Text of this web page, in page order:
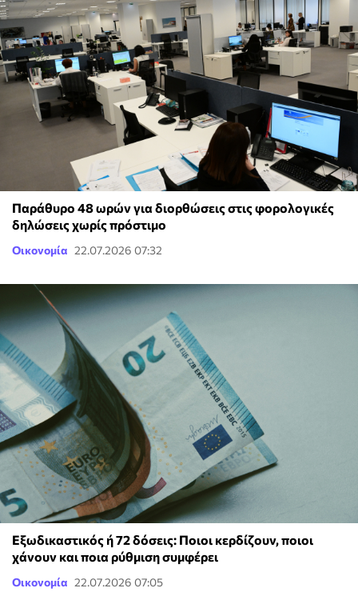
Παράθυρο 48 ωρών για διορθώσεις στις φορολογικές
δηλώσεις χωρίς πρόστιμο
Οικονομία 22.07.2026 07:32
Εξωδικαστικός ή 72 δόσεις: Ποιοι κερδίζουν, ποιοι
χάνουν και ποια ρύθμιση συμφέρει
Οικονομία 22.07.2026 07:05